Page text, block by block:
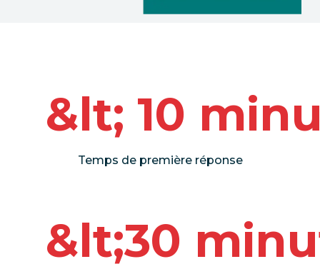
&lt; 10
Temps de première réponse
&lt;30